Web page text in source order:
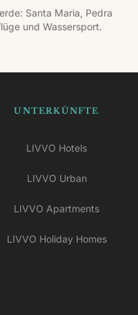
Santa Maria, Pedra
und Wassersport.
UNTERKÜNFTE
LIVVO Hotels
LIVVO Urban
LIVVO Apartments
LIVVO Holiday Homes